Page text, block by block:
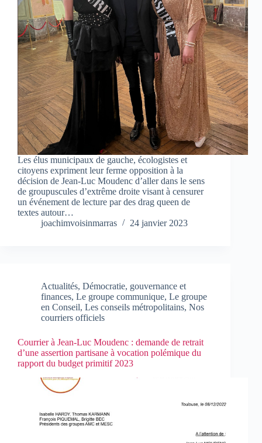
Les élus municipaux de gauche, écologistes et
citoyens expriment leur ferme opposition à la
décision de Jean-Luc Moudenc d’aller dans le sens
de groupuscules d’extrême droite visant à censurer
un événement de lecture par des drag queen de
textes autour…
joachimvoisinmarras
24 janvier 2023
Actualités, Démocratie, gouvernance et
finances, Le groupe communique, Le groupe
en Conseil, Les conseils métropolitains, Nos
courriers officiels
Courrier à Jean-Luc Moudenc : demande de retrait
d’une assertion partisane à vocation polémique du
rapport du budget primitif 2023